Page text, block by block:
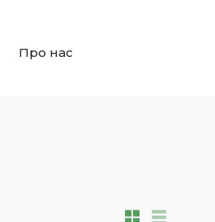
Про нас